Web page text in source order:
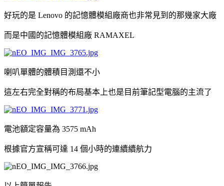
好玩的是 Lenovo 的記憶體模組廠商也非常見到的那幾家大廠
而是中國的記憶體模組廠 RAMAXEL
喇叭單體的體積目測還不小
這左右完全對稱的布局基本上也是目前筆記型電腦的主流了
電池額定容量為 3575 mAh
根據官方宣稱可達 14 個小時的連續續航力